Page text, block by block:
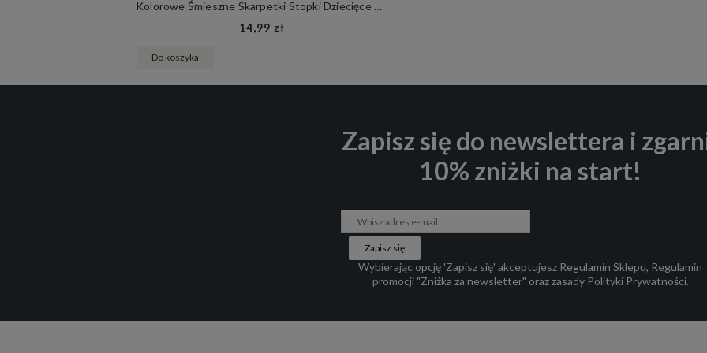
Kolorowe Śmieszne Skarpetki Stopki Dziecięce mixTURY Pink Flamingo Dla Dzieci Zwierzęta Flamingi
14,99 zł
Do koszyka
Zapisz się do newslettera i
10% zniżki na start!
Zapisz się
Wybierając opcję 'Zapisz się' akceptujesz Regulamin Sklepu, Regulamin
promocji "Zniżka za newsletter" oraz zasady Polityki Prywatności.